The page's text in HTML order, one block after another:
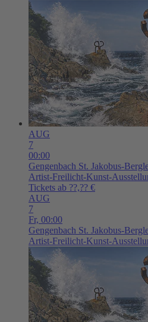
AUG
7
00:00
Gengenbach St. Jakobus-
Artist-Freilicht-Kunst-
Tickets ab ??,?? €
AUG
7
Fr, 00:00
Gengenbach St. Jakobus-
Artist-Freilicht-Kunst-